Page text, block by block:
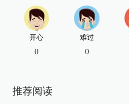
开心
0
难过
0
推荐阅读